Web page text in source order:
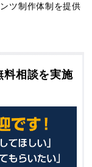
ツ制作体制を提供
料相談を実施